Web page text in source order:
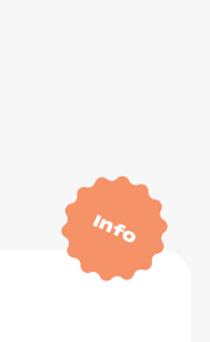
Info